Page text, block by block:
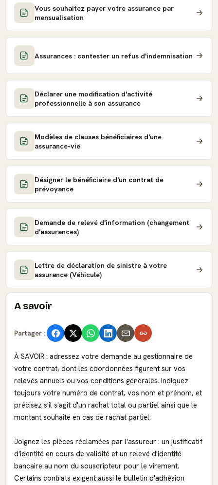
Vous souhaitez payer votre assurance par
mensualisation
Assurances : contester un refus d'indemnisation
Déclarer une modification d'activité
professionnelle à son assurance
Modèles de clauses bénéficiaires d'une
assurance-vie
Désigner le bénéficiaire d'un contrat de
prévoyance
Demande de relevé d'information (changement
d'assurances)
Lettre de déclaration de sinistre à votre
assurance (Véhicule)
A savoir
Partager :
À SAVOIR : adressez votre demande au gestionnaire de
votre contrat, dont les coordonnées figurent sur vos
relevés annuels ou vos conditions générales. Indiquez
toujours votre numéro de contrat, vos nom et prénom, et
précisez s'il s'agit d'un rachat total ou partiel ainsi que le
montant souhaité en cas de rachat partiel.
Joignez les pièces réclamées par l'assureur : un justificatif
d'identité en cours de validité et un relevé d'identité
bancaire au nom du souscripteur pour le virement.
Certains contrats exigent aussi le bulletin d'adhésion